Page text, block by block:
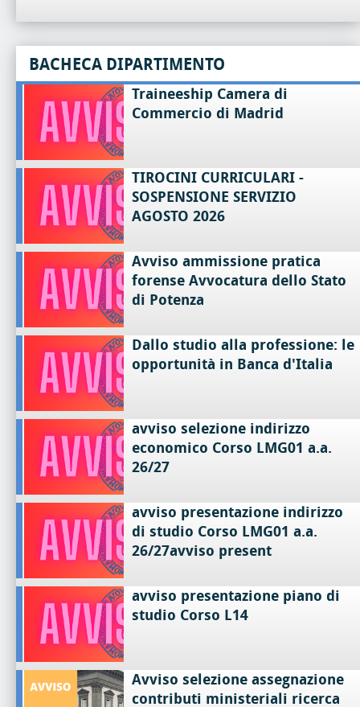
BACHECA DIPARTIMENTO
Traineeship Camera di
Commercio di Madrid
TIROCINI CURRICULARI -
SOSPENSIONE SERVIZIO
AGOSTO 2026
Avviso ammissione pratica
forense Avvocatura dello Stato
di Potenza
Dallo studio alla professione: le
opportunità in Banca d'Italia
avviso selezione indirizzo
economico Corso LMG01 a.a.
26/27
avviso presentazione indirizzo
di studio Corso LMG01 a.a.
26/27avviso present
avviso presentazione piano di
studio Corso L14
Avviso selezione assegnazione
contributi ministeriali ricerca